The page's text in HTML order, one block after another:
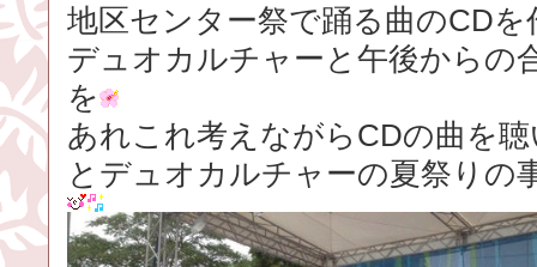
地区センター祭で踊る曲のCD
デュオカルチャーと午後からの
を
あれこれ考えながらCDの曲を
とデュオカルチャーの夏祭りの